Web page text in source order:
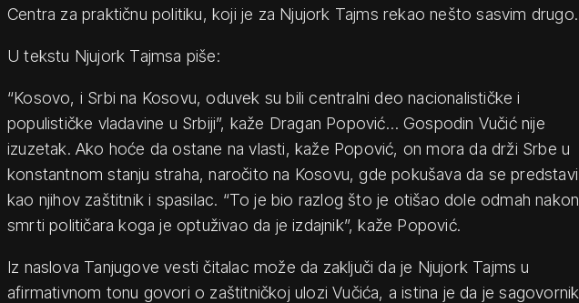
Centra za praktičnu politiku, koji je za Njujork Tajms rekao nešto sasvim drugo.
U tekstu Njujork Tajmsa piše:
“Kosovo, i Srbi na Kosovu, oduvek su bili centralni deo nacionalističke i
populističke vladavine u Srbiji”, kaže Dragan Popović… Gospodin Vučić nije
izuzetak. Ako hoće da ostane na vlasti, kaže Popović, on mora da drži Srbe u
konstantnom stanju straha, naročito na Kosovu, gde pokušava da se predstavi
kao njihov zaštitnik i spasilac. “To je bio razlog što je otišao dole odmah nakon
smrti političara koga je optuživao da je izdajnik”, kaže Popović.
Iz naslova Tanjugove vesti čitalac može da zaključi da je Njujork Tajms u
afirmativnom tonu govori o zaštitničkoj ulozi Vučića, a istina je da je sagovornik